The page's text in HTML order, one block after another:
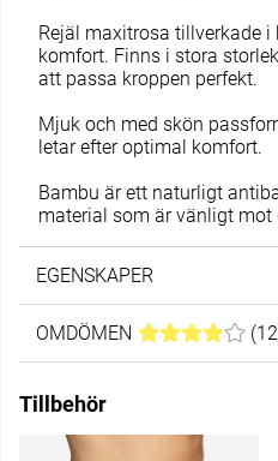
Rejäl maxitrosa tillverkade
komfort. Finns i stora
att passa kroppen perfekt.
Mjuk och med skön
letar efter optimal komfort.
Bambu är ett naturligt
material som är vänligt mot
EGENSKAPER
OMDÖMEN MEDELBETYG 4
(12
Tillbehör